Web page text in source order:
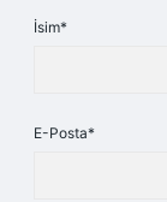
İsim*
E-Posta*